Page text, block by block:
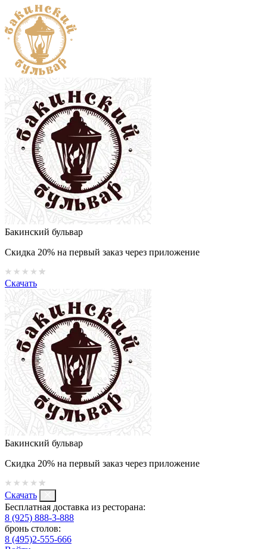
Бакинский бульвар
Скидка 20% на первый заказ через приложение
Скачать
Бакинский бульвар
Скидка 20% на первый заказ через приложение
Скачать
Бесплатная доставка из ресторана:
8 (925) 888-3-888
бронь столов:
8 (495)2-555-666